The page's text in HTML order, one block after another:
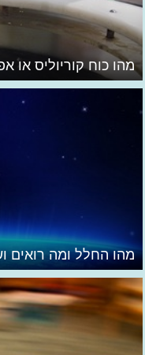
מהו כוח קוריוליס או
מהו החלל ומה רואים